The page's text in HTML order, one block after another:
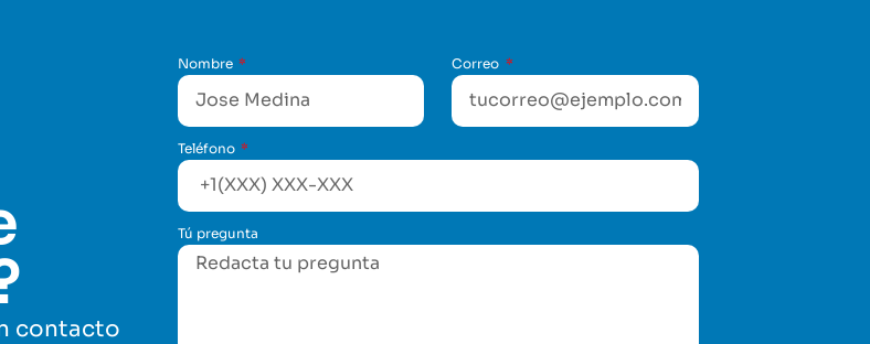
contacto
Nombre Correo
Teléfono
Tú pregunta